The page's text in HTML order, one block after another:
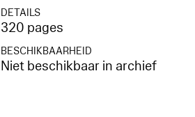
DETAILS
320 pages
BESCHIKBAARHEID
Niet beschikbaar in archief